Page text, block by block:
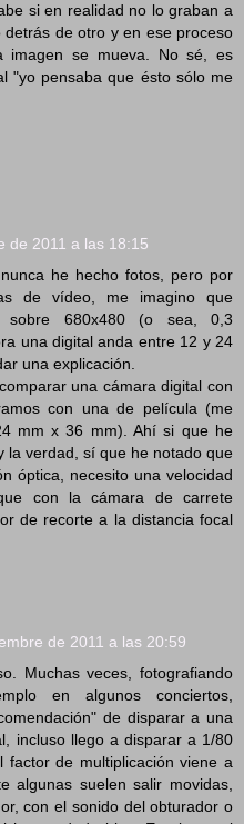
si en realidad no lo graban a
de otro y en ese proceso
imagen se mueva. No sé, es
"yo pensaba que ésto sólo me
de 2011 a las 18:15
he hecho fotos, pero por
de vídeo, me imagino que
sobre 680x480 (o sea, 0,3
una digital anda entre 12 y 24
una explicación.
una cámara digital con
con una de película (me
mm x 36 mm). Ahí si que he
la verdad, sí que he notado que
óptica, necesito una velocidad
con la cámara de carrete
de recorte a la distancia focal
de 2011 a las 20:59
Muchas veces, fotografiando
en algunos conciertos,
de disparar a una
incluso llego a disparar a 1/80
de multiplicación viene a
algunas suelen salir movidas,
con el sonido del obturador o